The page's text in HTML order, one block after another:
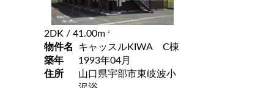
2DK / 41.00m 2
物件名
キャッスルKIWA C棟
築年
1993年04月
住所
山口県宇部市東岐波小